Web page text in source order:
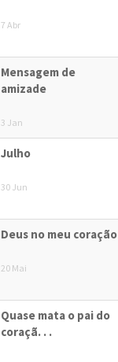
7 Abr
Mensagem de
amizade
3 Jan
Julho
30 Jun
Deus no meu coração
20 Mai
Quase mata o pai do
coraçã. . .